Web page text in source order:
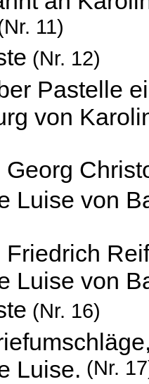
11)
(Nr. 12)
Pastelle
von
Luise von
Friedrich
Luise von
(Nr. 16)
Luise. (Nr.